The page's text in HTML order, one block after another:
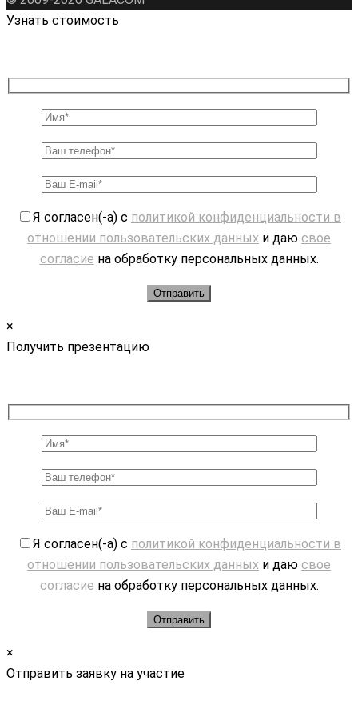
Узнать стоимость
Я согласен(-а) с политикой конфиденциальности в
отношении пользовательских данных и даю свое
согласие на обработку персональных данных.
×
Получить презентацию
Я согласен(-а) с политикой конфиденциальности в
отношении пользовательских данных и даю свое
согласие на обработку персональных данных.
×
Отправить заявку на участие